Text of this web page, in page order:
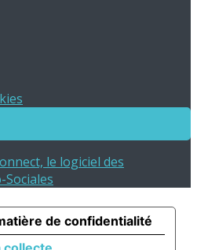
le logiciel des
de confidentialité